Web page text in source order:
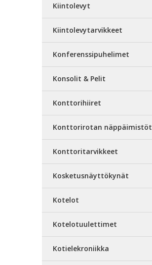
Kiintolevyt
Kiintolevytarvikkeet
Konferenssipuhelimet
Konsolit & Pelit
Konttorihiiret
Konttorirotan näppäimistöt
Konttoritarvikkeet
Kosketusnäyttökynät
Kotelot
Kotelotuulettimet
Kotielekroniikka